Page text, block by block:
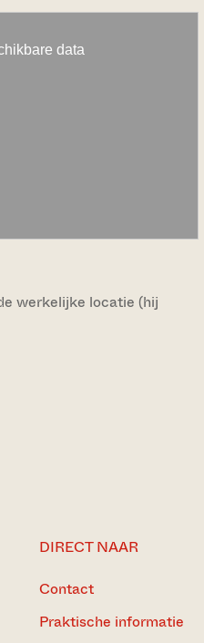
werkelijke locatie (hij
DIRECT NAAR
Contact
Praktische informatie